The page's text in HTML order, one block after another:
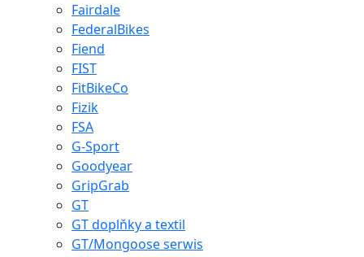
Fairdale
FederalBikes
Fiend
FIST
FitBikeCo
Fizik
FSA
G-Sport
Goodyear
GripGrab
GT
GT doplňky a textil
GT/Mongoose serwis